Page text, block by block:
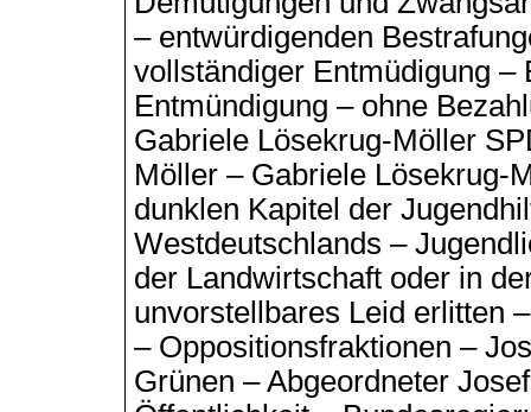
– entwürdigenden
vollständiger Entmüdigung –
Entmündigung – ohne
Gabriele Lösekrug-Möller
Möller – Gabriele Lösekrug-
dunklen Kapitel der
Westdeutschlands –
der Landwirtschaft oder in
unvorstellbares Leid erlitten
– Oppositionsfraktionen –
Grünen – Abgeordneter